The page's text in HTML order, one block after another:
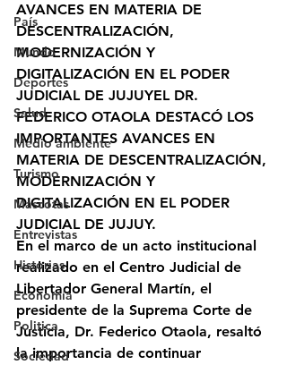
País
Mundo
Deportes
Salud
Medio ambiente
Turismo
Mascotas
Entrevistas
Historias
Economía
Politica
Sociedad
AVANCES EN MATERIA DE
DESCENTRALIZACIÓN,
MODERNIZACIÓN Y
DIGITALIZACIÓN EN EL PODER
JUDICIAL DE JUJUYEL DR.
FEDERICO OTAOLA DESTACÓ LOS
IMPORTANTES AVANCES EN
MATERIA DE DESCENTRALIZACIÓN,
MODERNIZACIÓN Y
DIGITALIZACIÓN EN EL PODER
JUDICIAL DE JUJUY.
En el marco de un acto institucional
realizado en el Centro Judicial de
Libertador General Martín, el
presidente de la Suprema Corte de
Justicia, Dr. Federico Otaola, resaltó
la importancia de continuar